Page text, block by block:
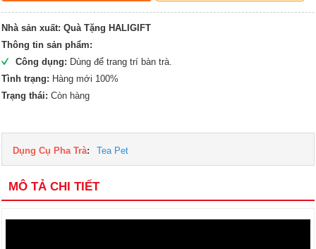
Nhà sản xuất: Quà Tặng HALIGIFT
Thông tin sản phẩm:
Công dụng: Dùng để trang trí bàn trà.
Tình trạng: Hàng mới 100%
Trạng thái:Còn hàng
Dụng Cụ Pha Trà: Tea Pet
MÔ TẢ CHI TIẾT